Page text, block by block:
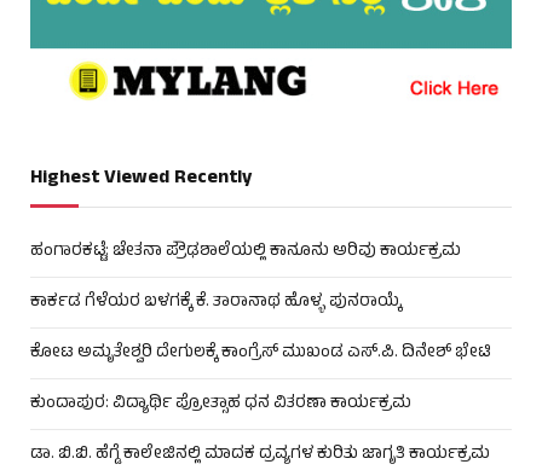
Highest Viewed Recently
ಹಂಗಾರಕಟ್ಟೆ: ಚೇತನಾ ಪ್ರೌಢಶಾಲೆಯಲ್ಲಿ ಕಾನೂನು ಅರಿವು ಕಾರ್ಯಕ್ರಮ
ಕಾರ್ಕಡ ಗೆಳೆಯರ ಬಳಗಕ್ಕೆ ಕೆ. ತಾರಾನಾಥ ಹೊಳ್ಳ ಪುನರಾಯ್ಕೆ
ಕೋಟ ಅಮೃತೇಶ್ವರಿ ದೇಗುಲಕ್ಕೆ ಕಾಂಗ್ರೆಸ್ ಮುಖಂಡ ಎಸ್.ಪಿ. ದಿನೇಶ್ ಭೇಟಿ
ಕುಂದಾಪುರ: ವಿದ್ಯಾರ್ಥಿ ಪ್ರೋತ್ಸಾಹ ಧನ ವಿತರಣಾ ಕಾರ್ಯಕ್ರಮ
ಡಾ. ಬಿ.ಬಿ. ಹೆಗ್ಡೆ ಕಾಲೇಜಿನಲ್ಲಿ ಮಾದಕ ದ್ರವ್ಯಗಳ ಕುರಿತು ಜಾಗೃತಿ ಕಾರ್ಯಕ್ರಮ